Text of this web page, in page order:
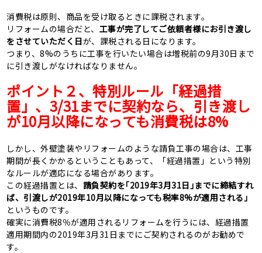
消費税は原則、商品を受け取るときに課税されます。
リフォームの場合だと、 工事が完了してご依頼者様にお引き渡し
をさせていただく日が、課税される日になります。
つまり、8%のうちに工事を行いたい場合は増税前の9月30日まで
に引き渡しがなければなりません。
ポイント２、特別ルール「経過措
置」、 3/31までに契約なら、引き渡し
が10月以降になっても消費税は8%
しかし、外壁塗装やリフォームのような請負工事の場合は、工事
期間が長くかかるということもあって、「経過措置」という特別
なルールが適応になる場合があります。
この経過措置とは、 請負契約を｢2019年3月31日｣までに締結すれ
ば、引渡しが2019年10月以降になっても税率8%が適用される」
というものです。
確実に消費税8％が適用されるリフォームを行うには、経過措置
適用期間内の2019年3月31 日までにご契約されるのがお勧めで
す。